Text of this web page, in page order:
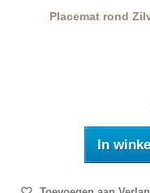
Placemat rond
In